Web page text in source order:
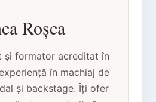
Roșca
și formator acreditat în
în machiaj de
și backstage. Îți ofer